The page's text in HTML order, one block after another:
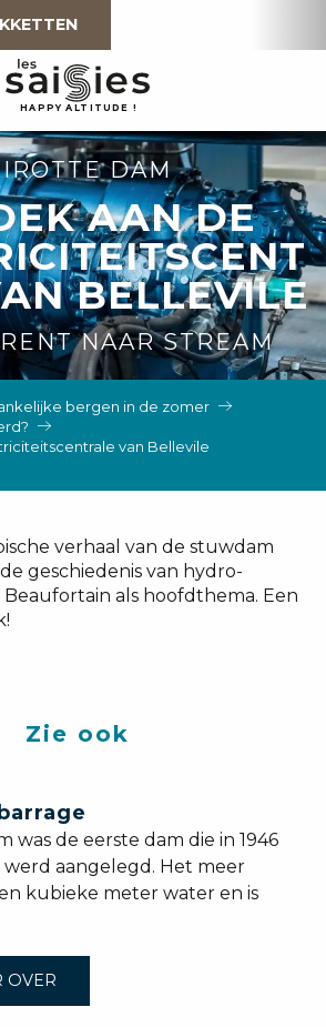
HAPPY ALTI TU D E !
DAM
AAN DE
BELLEVILE
NAAR STREAM
bergen in de zomer
van Bellevile
verhaal van de stuwdam
geschiedenis van hydro-
als hoofdthema. Een
Zie ook
was de eerste dam die in 1946
aangelegd. Het meer
kubieke meter water en is
OVER